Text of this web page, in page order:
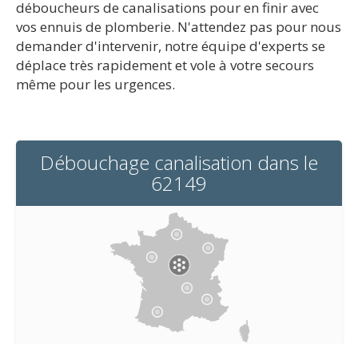
déboucheurs de canalisations pour en finir avec
vos ennuis de plomberie. N'attendez pas pour nous
demander d'intervenir, notre équipe d'experts se
déplace très rapidement et vole à votre secours
même pour les urgences.
Débouchage canalisation dans le
62149